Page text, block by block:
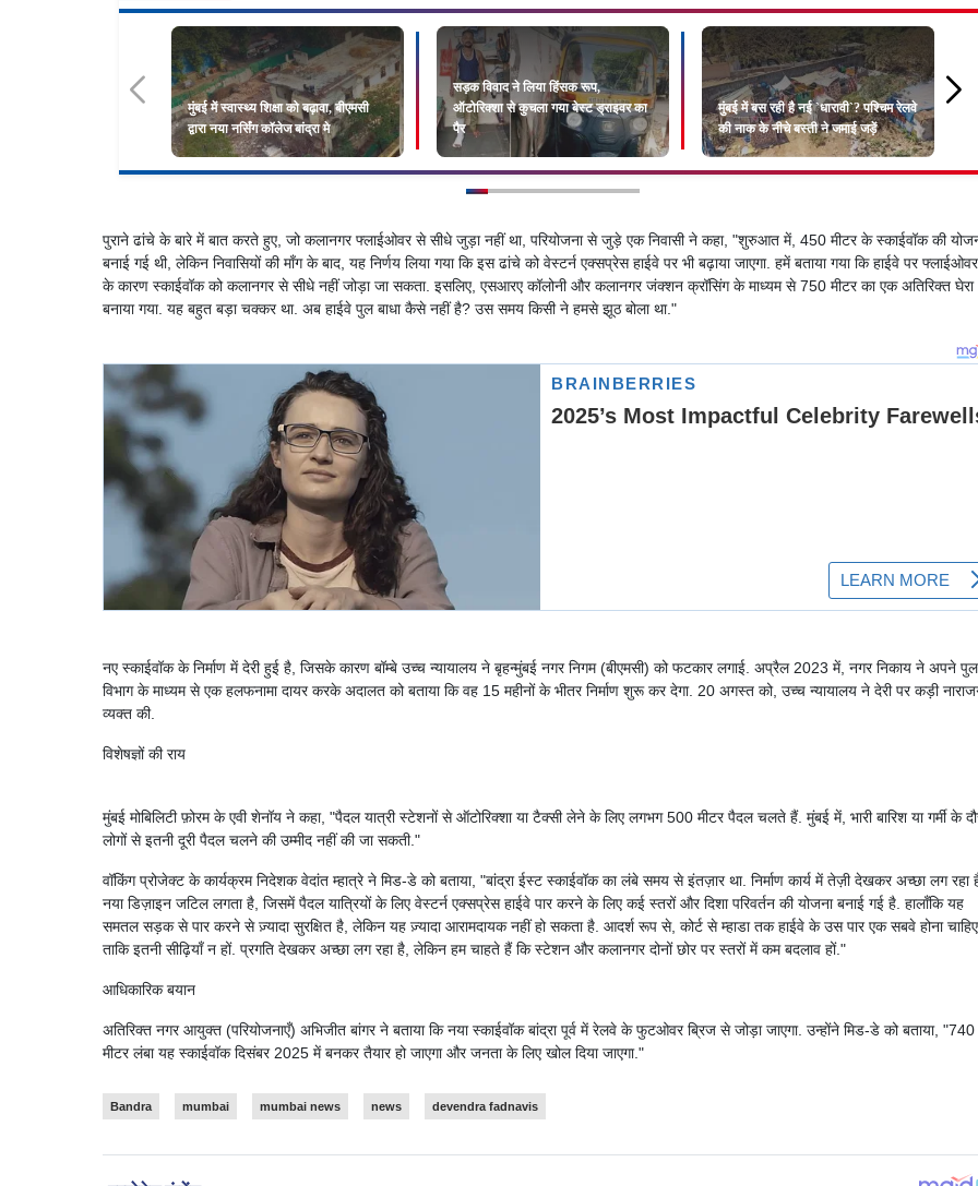
मुंबई में स्वास्थ्य शिक्षा को बढ़ावा, बीएमसी
द्वारा नया नर्सिंग कॉलेज बांद्रा मे
सड़क विवाद ने लिया हिंसक रूप,
ऑटोरिक्शा से कुचला गया बेस्ट ड्राइवर का
पैर
मुंबई में बस रही है नई `धारावी`? पश्चिम रेलवे
की नाक के नीचे बस्ती ने जमाई जड़ें
पुराने ढांचे के बारे में बात करते हुए, जो कलानगर फ्लाईओवर से सीधे जुड़ा नहीं था, परियोजना से जुड़े एक निवासी ने कहा, "शुरुआत में, 450 मीटर के स्काईवॉक की
बनाई गई थी, लेकिन निवासियों की माँग के बाद, यह निर्णय लिया गया कि इस ढांचे को वेस्टर्न एक्सप्रेस हाईवे पर भी बढ़ाया जाएगा. हमें बताया गया कि हाईवे पर
के कारण स्काईवॉक को कलानगर से सीधे नहीं जोड़ा जा सकता. इसलिए, एसआरए कॉलोनी और कलानगर जंक्शन क्रॉसिंग के माध्यम से 750 मीटर का एक अतिरिक्त घेरा
बनाया गया. यह बहुत बड़ा चक्कर था. अब हाईवे पुल बाधा कैसे नहीं है? उस समय किसी ने हमसे झूठ बोला था."
नए स्काईवॉक के निर्माण में देरी हुई है, जिसके कारण बॉम्बे उच्च न्यायालय ने बृहन्मुंबई नगर निगम (बीएमसी) को फटकार लगाई. अप्रैल 2023 में, नगर निकाय ने अपने पुल
विभाग के माध्यम से एक हलफनामा दायर करके अदालत को बताया कि वह 15 महीनों के भीतर निर्माण शुरू कर देगा. 20 अगस्त को, उच्च न्यायालय ने देरी पर कड़ी
व्यक्त की.
विशेषज्ञों की राय
मुंबई मोबिलिटी फ़ोरम के एवी शेनॉय ने कहा, "पैदल यात्री स्टेशनों से ऑटोरिक्शा या टैक्सी लेने के लिए लगभग 500 मीटर पैदल चलते हैं. मुंबई में, भारी बारिश या गर्मी के
लोगों से इतनी दूरी पैदल चलने की उम्मीद नहीं की जा सकती."
वॉकिंग प्रोजेक्ट के कार्यक्रम निदेशक वेदांत म्हात्रे ने मिड-डे को बताया, "बांद्रा ईस्ट स्काईवॉक का लंबे समय से इंतज़ार था. निर्माण कार्य में तेज़ी देखकर अच्छा लग रहा
नया डिज़ाइन जटिल लगता है, जिसमें पैदल यात्रियों के लिए वेस्टर्न एक्सप्रेस हाईवे पार करने के लिए कई स्तरों और दिशा परिवर्तन की योजना बनाई गई है. हालाँकि यह
समतल सड़क से पार करने से ज़्यादा सुरक्षित है, लेकिन यह ज़्यादा आरामदायक नहीं हो सकता है. आदर्श रूप से, कोर्ट से म्हाडा तक हाईवे के उस पार एक सबवे होना
ताकि इतनी सीढ़ियाँ न हों. प्रगति देखकर अच्छा लग रहा है, लेकिन हम चाहते हैं कि स्टेशन और कलानगर दोनों छोर पर स्तरों में कम बदलाव हों."
आधिकारिक बयान
अतिरिक्त नगर आयुक्त (परियोजनाएँ) अभिजीत बांगर ने बताया कि नया स्काईवॉक बांद्रा पूर्व में रेलवे के फुटओवर ब्रिज से जोड़ा जाएगा. उन्होंने मिड-डे को बताया, "740
मीटर लंबा यह स्काईवॉक दिसंबर 2025 में बनकर तैयार हो जाएगा और जनता के लिए खोल दिया जाएगा."
Bandra mumbai mumbai news news devendra fadnavis